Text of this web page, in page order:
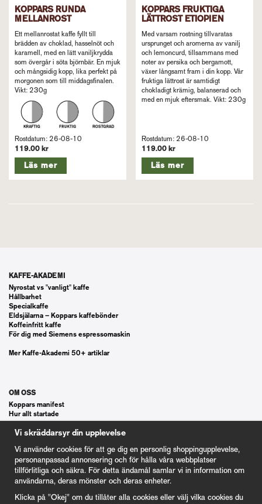
KOPPARS RUNDA
MELLANROST
Ett mellanrostat kaffe fyllt till
brädden av choklad, hasselnöt och
karamell, med en lätt vaniljkrydda
som övergår i söta björnbär. En mjuk
och mångsidig kopp, lika perfekt på
morgonen som till middagsfinalen.
Vikt: 230g
Rostdatum: 26-08-10
119.00 kr
Läs mer
KOPPARS FRUKTIGA
LÄTTROST ETIOPIEN
Med varsam rostning tillvaratas
ursprunget och aromerna av vanilj
och lemoncurd, tillsammans med
noter av persika och bergamott,
växer långsamt fram i din kopp. Vår
fruktiga lättrost är samtidigt
chokladigt krämig, balanserad och
med en mjuk eftersmak. Vikt: 230g
Rostdatum: 26-08-10
119.00 kr
Läs mer
KAFFE-AKADEMI
Nyrostat vs "vanligt" kaffe
Hållbarhet
Specialkaffe
Eldsjälarna – Koppars kaffebönder
Koffeinfritt kaffe
För dig med Siemens espressomaskin
Mer Kaffe-Akademi 50+ artiklar
OM OSS
Koppars manifest
Hur allt startade
Våra gästspel
Kontakt
Cookie Inställningar
Vi skräddarsyr din upplevelse
Vi använder cookies för att ge dig en personlig shoppingupplevelse,
personanpassad annonsering och för hålla våra webbplatser
tillförlitliga och säkra. För detta ändamål samlar vi in information om
användarna, deras mönster och deras enheter.
Klicka på "Okej" om du tillåter alla cookies eller välj vilka cookies du